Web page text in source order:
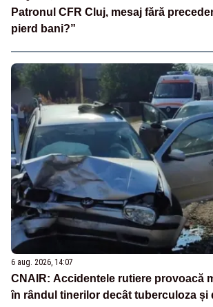
Patronul CFR Cluj, mesaj fără
pierd bani?”
6 aug. 2026, 14:07
CNAIR: Accidentele rutiere provoacă
în rândul tinerilor decât tuberculoza și